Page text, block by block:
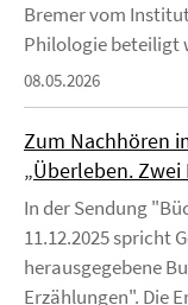
Bremer vom
Philologie beteiligt
08.05.2026
Zum Nachhören
„Überleben. Zwei
In der Sendung
11.12.2025 spricht
herausgegebene
Erzählungen". Die